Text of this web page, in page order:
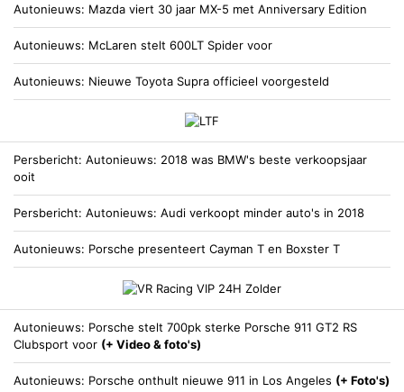
Autonieuws Mazda viert 30 jaar MX-5 met Anniversary Edition
Autonieuws McLaren stelt 600LT Spider voor
Autonieuws Nieuwe Toyota Supra officieel voorgesteld
Persbericht Autonieuws
2018 was BMW's beste verkoopsjaar
ooit
Persbericht Autonieuws Audi verkoopt minder auto's in 2018
Autonieuws Porsche presenteert Cayman T en Boxster T
Autonieuws
Porsche stelt 700pk sterke Porsche 911 GT2 RS
Clubsport voor (+ Video & foto's)
Autonieuws Porsche onthult nieuwe 911 in Los Angeles (+ Foto's)